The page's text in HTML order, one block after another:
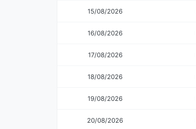
15/08/2026
16/08/2026
17/08/2026
18/08/2026
19/08/2026
20/08/2026